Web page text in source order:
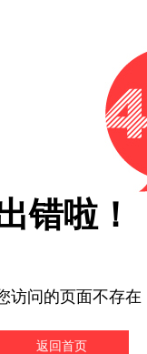
错啦！
访问的页面不存在
返回首页